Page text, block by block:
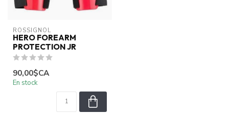
ROSSIGNOL
HERO FOREARM
PROTECTION JR
90,00$CA
En stock